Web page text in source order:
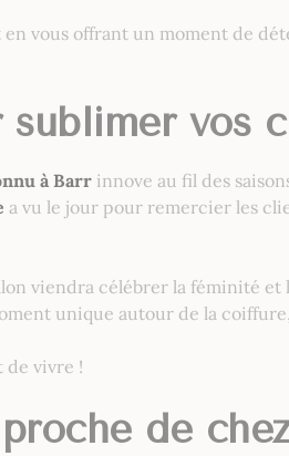
vous offrant un moment de
sublimer vos
à Barr innove au fil des
a vu le jour pour remercier les
viendra célébrer la féminité
unique autour de la
de vivre !
de